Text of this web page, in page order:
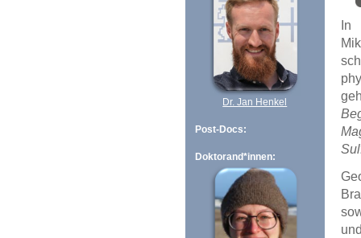
Dr. Jan Henkel
Post-Docs:
Doktorand*innen:
In